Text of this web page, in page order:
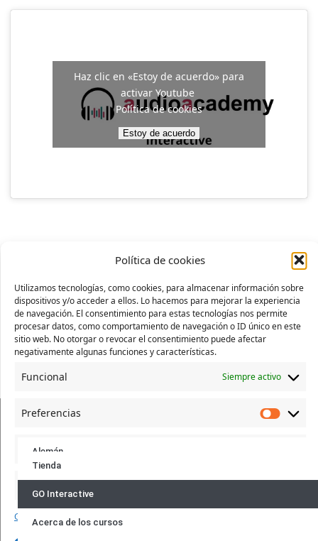
Política de cookies
Utilizamos tecnologías, como cookies, para almacenar información sobre
dispositivos y/o acceder a ellos. Lo hacemos para mejorar la experiencia
de navegación. El consentimiento para estas tecnologías nos permite
procesar datos, como comportamiento de navegación o ID único en este
sitio web. No otorgar o revocar el consentimiento puede afectar
negativamente algunas funciones y características.
Funcional Siempre activo
Preferencias
Estadísticas
Gestionar los servicios
Haz clic en «Estoy de acuerdo» para
activar Youtube
Política de cookies
Estoy de acuerdo
Formas de
pago:
Alemán
Francés
Inglés
Tienda
GO Interactive
Acerca de los cursos
Síguenos:
Idiomas: